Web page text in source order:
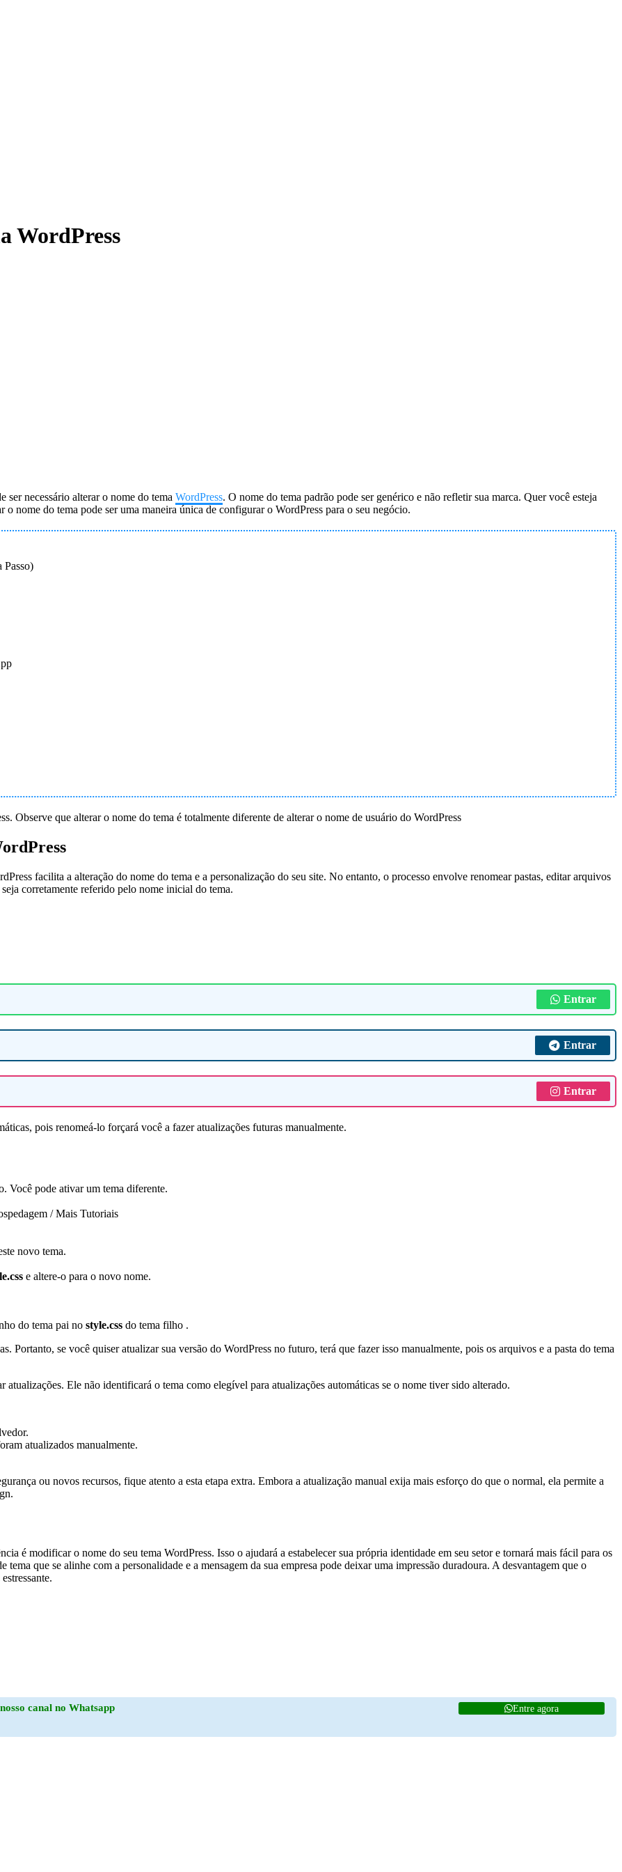
WordPress
ser necessário alterar o nome do tema WordPress. O nome do tema padrão pode ser genérico e não refletir sua marca. Quer você esteja
nome do tema pode ser uma maneira única de configurar o WordPress para o seu negócio.
Passo)
Observe que alterar o nome do tema é totalmente diferente de alterar o nome de usuário do WordPress
facilita a alteração do nome do tema e a personalização do seu site. No entanto, o processo envolve renomear pastas, editar arquivos
corretamente referido pelo nome inicial do tema.
Entrar
Entrar
Entrar
pois renomeá-lo forçará você a fazer atualizações futuras manualmente.
Você pode ativar um tema diferente.
novo tema.
e altere-o para o novo nome.
do tema pai no style.css do tema filho .
Portanto, se você quiser atualizar sua versão do WordPress no futuro, terá que fazer isso manualmente, pois os arquivos e a pasta do tema
Ele não identificará o tema como elegível para atualizações automáticas se o nome tiver sido alterado.
atualizados manualmente.
ou novos recursos, fique atento a esta etapa extra. Embora a atualização manual exija mais esforço do que o normal, ela permite a
é modificar o nome do seu tema WordPress. Isso o ajudará a estabelecer sua própria identidade em seu setor e tornará mais fácil para os
que se alinhe com a personalidade e a mensagem da sua empresa pode deixar uma impressão duradoura. A desvantagem que o
nosso canal no Whatsapp Entre agora